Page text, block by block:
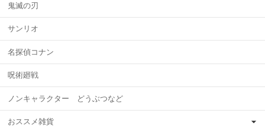
鬼滅の刃
サンリオ
名探偵コナン
呪術廻戦
ノンキャラクター どうぶつなど
おススメ雑貨